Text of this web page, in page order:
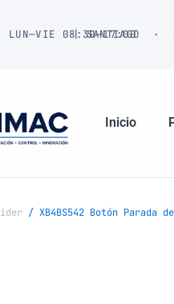
08:30—17:00
| SANTIAGO ·
Inicio
/ XB4BS542 Botón Parada